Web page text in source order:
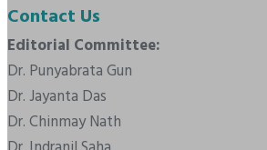
Contact Us
Editorial Committee:
Dr. Punyabrata Gun
Dr. Jayanta Das
Dr. Chinmay Nath